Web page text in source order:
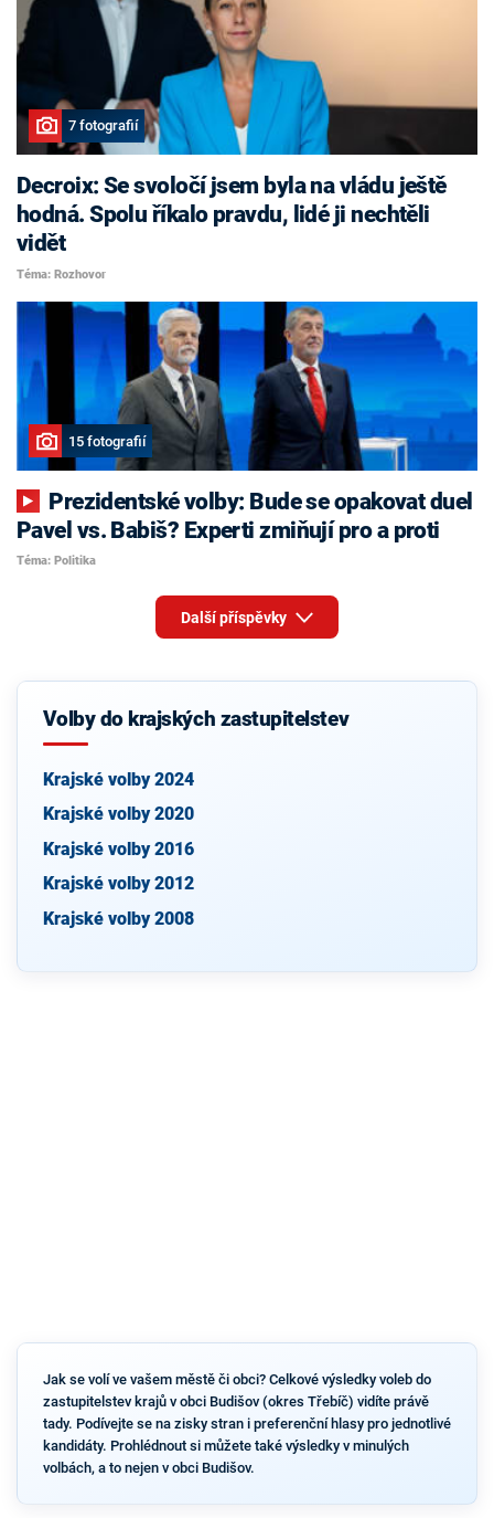
7 fotografií
Decroix: Se svoločí jsem byla na vládu ještě
hodná. Spolu říkalo pravdu, lidé ji nechtěli
vidět
Téma: Rozhovor
15 fotografií
Pavel vs. Babiš? Experti zmiňují pro a proti
Téma: Politika
Další příspěvky
Volby do krajských zastupitelstev
Krajské volby 2024
Krajské volby 2020
Krajské volby 2016
Krajské volby 2012
Krajské volby 2008
Jak se volí ve vašem městě či obci? Celkové výsledky voleb do
zastupitelstev krajů v obci Budišov (okres Třebíč) vidíte právě
tady. Podívejte se na zisky stran i preferenční hlasy pro jednotlivé
kandidáty. Prohlédnout si můžete také výsledky v minulých
volbách, a to nejen v obci Budišov.